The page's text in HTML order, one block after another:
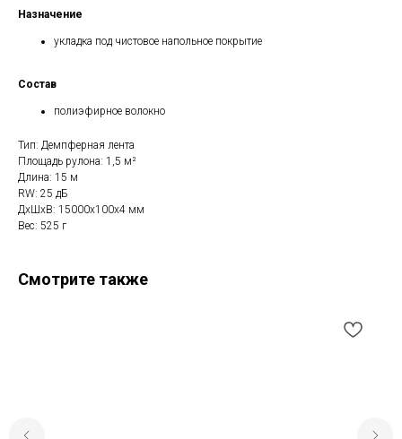
Назначение
укладка под чистовое напольное покрытие
Состав
полиэфирное волокно
Тип: Демпферная лента
Площадь рулона: 1,5 м²
Длина: 15 м
RW: 25 дБ
ДxШxВ: 15000x100x4 мм
Вес: 525 г
Смотрите также